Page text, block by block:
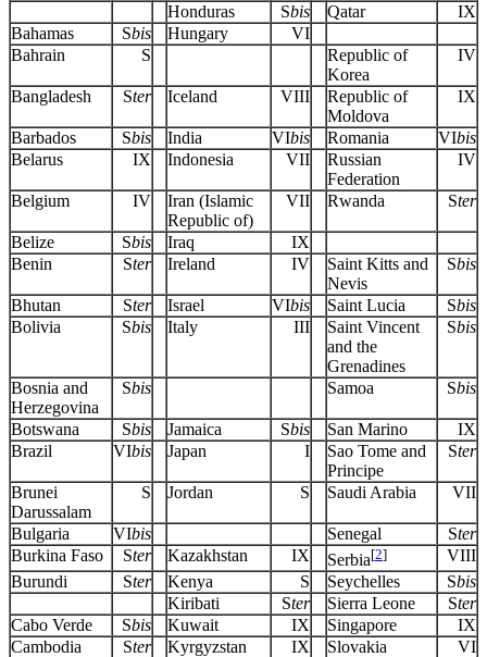
Honduras
Sbis Qatar
IX
Bahamas
Sbis Hungary
VI
Bahrain
S
Republic of
Korea
IV
Bangladesh Ster Iceland VIII
Republic of
Moldova
IX
Barbados Sbis India VIbis Romania VIbis
Belarus
IX Indonesia VII
Russian
Federation
IV
Belgium IV
Iran (Islamic
Republic of)
VII Rwanda Ster
Belize Sbis Iraq
IX
Benin
Ster Ireland IV
Saint Kitts and
Nevis
Sbis
Bhutan Ster Israel VIbis Saint Lucia Sbis
Bolivia
Sbis Italy III
Saint Vincent
and the
Grenadines
Sbis
Bosnia and
Herzegovina
Sbis Samoa Sbis
Botswana Sbis Jamaica Sbis San Marino
IX
Brazil
VIbis Japan I
Sao Tome and
Principe
Ster
Brunei
Darussalam
S Jordan S Saudi Arabia VII
Bulgaria VIbis Senegal Ster
Burkina Faso
Ster Kazakhstan IX Serbia[2]
VIII
Burundi
Ster Kenya S Seychelles Sbis
Kiribati
Ster Sierra Leone Ster
Cabo Verde
Sbis Kuwait IX Singapore
IX
Cambodia
Ster Kyrgyzstan IX Slovakia
VI